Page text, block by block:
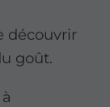
découvrir
goût.